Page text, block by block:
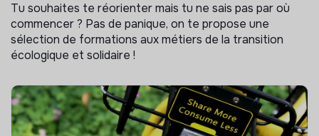
Tu souhaites te réorienter mais tu ne sais pas par où
commencer ? Pas de panique, on te propose une
sélection de formations aux métiers de la transition
écologique et solidaire !